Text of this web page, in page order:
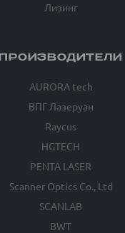
Лизинг
ПРОИЗВОДИТЕЛИ
AURORA tech
ВПГ Лазеруан
Raycus
HGTECH
PENTA LASER
Scanner Optics Co., Ltd
SCANLAB
BWT